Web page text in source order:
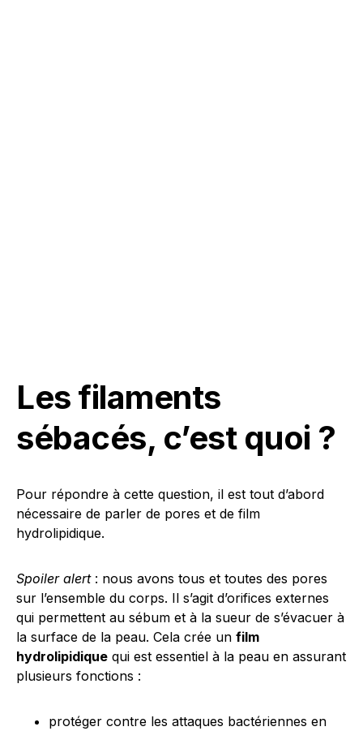
Les filaments
sébacés, c’est quoi ?
Pour répondre à cette question, il est tout d’abord
nécessaire de parler de pores et de film
hydrolipidique.
Spoiler alert : nous avons tous et toutes des pores
sur l’ensemble du corps. Il s’agit d’orifices externes
qui permettent au sébum et à la sueur de s’évacuer à
la surface de la peau. Cela crée un film
hydrolipidique qui est essentiel à la peau en assurant
plusieurs fonctions :
protéger contre les attaques bactériennes en